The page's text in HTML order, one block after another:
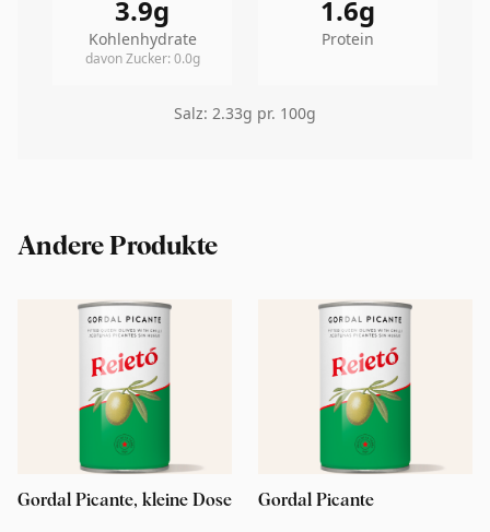
3.9g
Kohlenhydrate
davon Zucker: 0.0g
1.6g
Protein
Salz: 2.33g pr. 100g
Andere Produkte
Gordal Picante, kleine Dose Gordal Picante